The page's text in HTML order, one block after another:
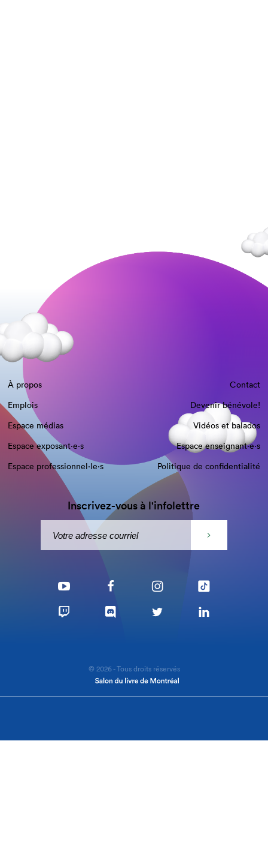
À propos
Contact
Emplois
Devenir bénévole!
Espace médias
Vidéos et balados
Espace exposant·e⋅s
Espace enseignant·e⋅s
Espace professionnel·le⋅s
Politique de confidentialité
Inscrivez-vous à l'infolettre
© 2026 - Tous droits réservés